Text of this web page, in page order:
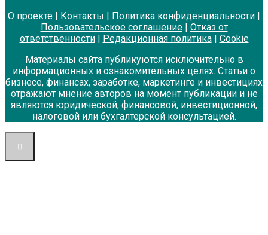
О проекте | Контакты | Политика конфиденциальности |
Пользовательское соглашение| Отказ от
ответственности| Редакционная политика| Cookie
Материалы сайта публикуются исключительно в
информационных и ознакомительных целях. Статьи о
бизнесе, финансах, заработке, маркетинге и инвестициях
отражают мнение авторов на момент публикации и не
являются юридической, финансовой, инвестиционной,
налоговой или бухгалтерской консультацией.